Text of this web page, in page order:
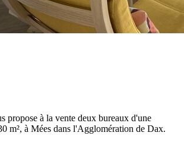
propose à la vente deux bureaux d'une
m², à Mées dans l'Agglomération de Dax.